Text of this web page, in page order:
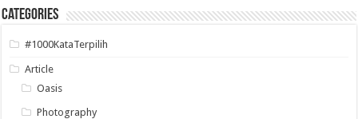
Categories
#1000KataTerpilih
Article
Oasis
Photography